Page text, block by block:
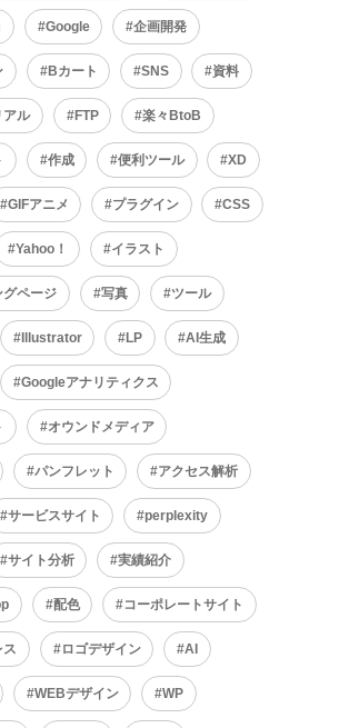
Google 企画開発
Bカート SNS 資料
アル FTP 楽々BtoB
作成 便利ツール XD
GIFアニメ プラグイン CSS
Yahoo！ イラスト
グページ 写真 ツール
Illustrator LP AI生成
Googleアナリティクス
オウンドメディア
パンフレット アクセス解析
サービスサイト perplexity
サイト分析 実績紹介
配色 コーポレートサイト
ス ロゴデザイン AI
WEBデザイン WP